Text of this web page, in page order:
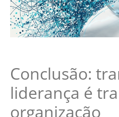
Conclusão:
liderança é
organização